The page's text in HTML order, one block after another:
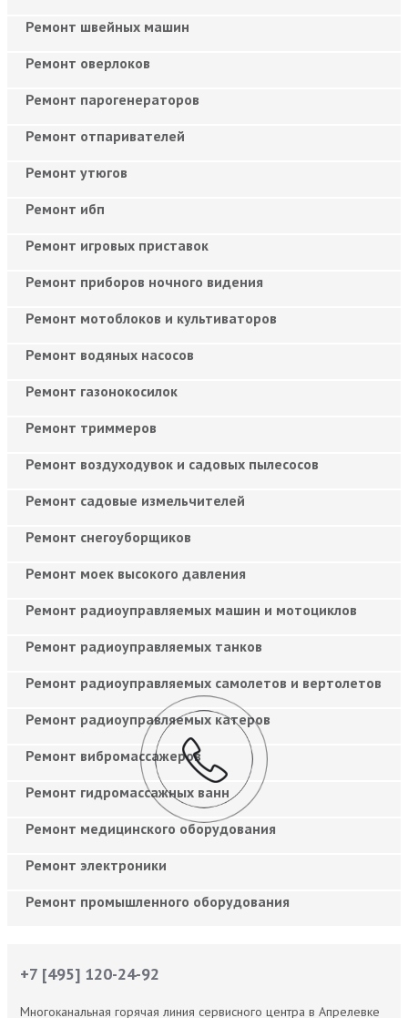
Ремонт швейных машин
Ремонт оверлоков
Ремонт парогенераторов
Ремонт отпаривателей
Ремонт утюгов
Ремонт ибп
Ремонт игровых приставок
Ремонт приборов ночного видения
Ремонт мотоблоков и культиваторов
Ремонт водяных насосов
Ремонт газонокосилок
Ремонт триммеров
Ремонт воздуходувок и садовых пылесосов
Ремонт садовые измельчителей
Ремонт снегоуборщиков
Ремонт моек высокого давления
Ремонт радиоуправляемых машин и мотоциклов
Ремонт радиоуправляемых танков
Ремонт радиоуправляемых самолетов и вертолетов
Ремонт радиоуправляемых катеров
Ремонт вибромассажеров
Ремонт гидромассажных ванн
Ремонт медицинского оборудования
Ремонт электроники
Ремонт промышленного оборудования
+7 [495] 120-24-92
Многоканальная горячая линия сервисного центра в Апрелевке